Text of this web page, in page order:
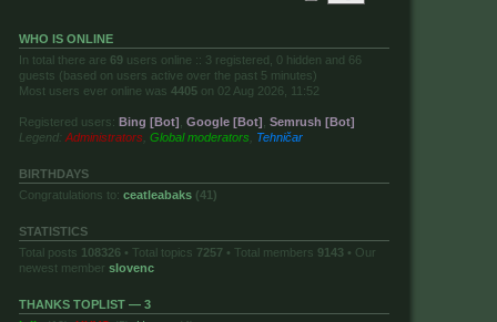
WHO IS ONLINE
In total there are 69 users online :: 3 registered, 0 hidden and 66
guests (based on users active over the past 5 minutes)
Most users ever online was 4405 on 02 Aug 2026, 11:52
Registered users: Bing [Bot] Google [Bot] Semrush [Bot]
Legend: Administrators Global moderators Tehničar
BIRTHDAYS
Congratulations to: ceatleabaks (41)
STATISTICS
Total posts 108326 • Total topics 7257 • Total members 9143 • Our
newest member slovenc
THANKS TOPLIST — 3